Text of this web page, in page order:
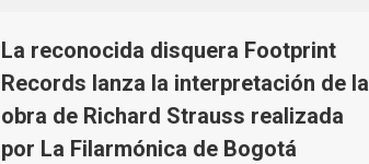
La reconocida disquera Footprint
Records lanza la interpretación de la
obra de Richard Strauss realizada
por La Filarmónica de Bogotá